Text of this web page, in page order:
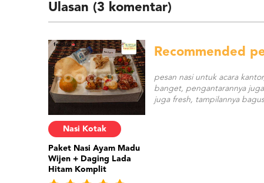
Ulasan (3 komentar)
Nasi Kotak
Paket Nasi Ayam Madu
Wijen + Daging Lada
Hitam Komplit
Recommended
pesan nasi untuk acara
banget, pengantarannya
juga fresh, tampilannya